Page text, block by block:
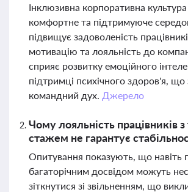
Інклюзивна корпоративна
комфортне та підтримуюче
підвищує задоволеність
мотивацію та лояльність до
сприяє розвитку емоційного
підтримці психічного здоров'я,
командний дух. Джерело
Чому лояльність працівників
стажем не гарантує
Опитування показують, що навіть
багаторічним досвідом можуть
зіткнутися зі звільненням, що